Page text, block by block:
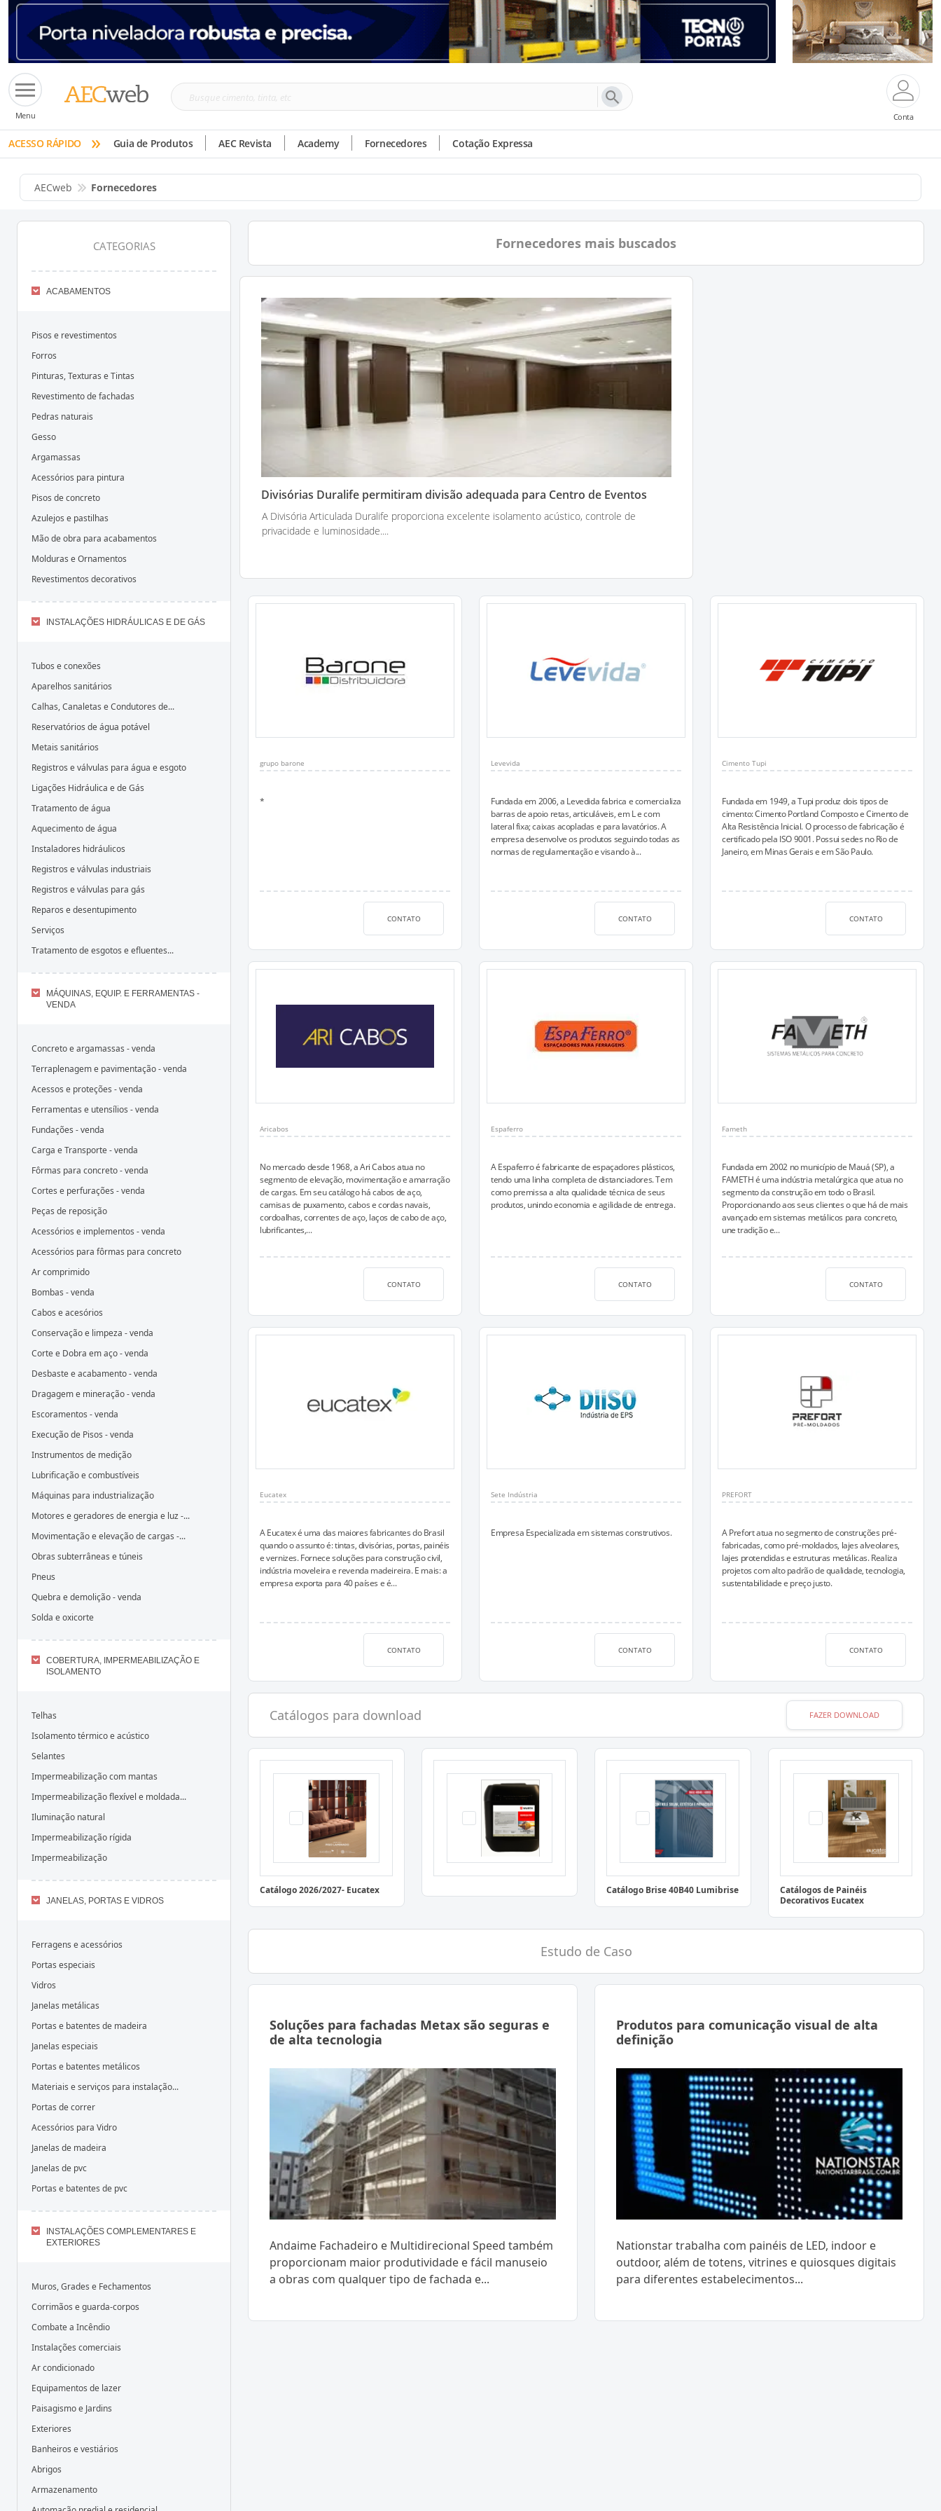
Menu
Busque
tinta,
etc
Conta
ACESSO RÁPIDO » Guia de Produtos AEC Revista Academy Fornecedores Cotação Expressa
AECweb Fornecedores
CATEGORIAS
ACABAMENTOS
Pisos e revestimentos
Forros
Pinturas, Texturas e Tintas
Revestimento de fachadas
Pedras naturais
Gesso
Argamassas
Acessórios para pintura
Pisos de concreto
Azulejos e pastilhas
Mão de obra para acabamentos
Molduras e Ornamentos
Revestimentos decorativos
INSTALAÇÕES HIDRÁULICAS E DE GÁS
Tubos e conexões
Aparelhos sanitários
Calhas, Canaletas e Condutores de...
Reservatórios de água potável
Metais sanitários
Registros e válvulas para água e esgoto
Ligações Hidráulica e de Gás
Tratamento de água
Aquecimento de água
Instaladores hidráulicos
Registros e válvulas industriais
Registros e válvulas para gás
Reparos e desentupimento
Serviços
Tratamento de esgotos e efluentes...
MÁQUINAS, EQUIP. E FERRAMENTAS -
VENDA
Concreto e argamassas - venda
Terraplenagem e pavimentação - venda
Acessos e proteções - venda
Ferramentas e utensílios - venda
Fundações - venda
Carga e Transporte - venda
Fôrmas para concreto - venda
Cortes e perfurações - venda
Peças de reposição
Acessórios e implementos - venda
Acessórios para fôrmas para concreto
Ar comprimido
Bombas - venda
Cabos e acesórios
Conservação e limpeza - venda
Corte e Dobra em aço - venda
Desbaste e acabamento - venda
Dragagem e mineração - venda
Escoramentos - venda
Execução de Pisos - venda
Instrumentos de medição
Lubrificação e combustíveis
Máquinas para industrialização
Motores e geradores de energia e luz -...
Movimentação e elevação de cargas -...
Obras subterrâneas e túneis
Pneus
Quebra e demolição - venda
Solda e oxicorte
COBERTURA, IMPERMEABILIZAÇÃO E
ISOLAMENTO
Telhas
Isolamento térmico e acústico
Selantes
Impermeabilização com mantas
Impermeabilização flexível e moldada...
Iluminação natural
Impermeabilização rígida
Impermeabilização
JANELAS, PORTAS E VIDROS
Ferragens e acessórios
Portas especiais
Vidros
Janelas metálicas
Portas e batentes de madeira
Janelas especiais
Portas e batentes metálicos
Materiais e serviços para instalação...
Portas de correr
Acessórios para Vidro
Janelas de madeira
Janelas de pvc
Portas e batentes de pvc
INSTALAÇÕES COMPLEMENTARES E
EXTERIORES
Muros, Grades e Fechamentos
Corrimãos e guarda-corpos
Combate a Incêndio
Instalações comerciais
Ar condicionado
Equipamentos de lazer
Paisagismo e Jardins
Exteriores
Banheiros e vestiários
Abrigos
Armazenamento
Fornecedores mais buscados
Divisórias Duralife permitiram divisão adequada para Centro de Eventos
A Divisória Articulada Duralife proporciona excelente isolamento acústico, controle de
privacidade e luminosidade....
grupo barone
*
CONTATO
Levevida
Fundada em 2006, a Levedida fabrica e comercializa
barras de apoio retas, articuláveis, em L e com
lateral fixa; caixas acopladas e para lavatórios. A
empresa desenvolve os produtos seguindo todas as
normas de regulamentação e visando à...
CONTATO
Cimento Tupi
Fundada em 1949, a Tupi produz dois tipos de
cimento: Cimento Portland Composto e Cimento de
Alta Resistência Inicial. O processo de fabricação é
certificado pela ISO 9001. Possui sedes no Rio de
Janeiro, em Minas Gerais e em São Paulo.
CONTATO
Aricabos
No mercado desde 1968, a Ari Cabos atua no
segmento de elevação, movimentação e amarração
de cargas. Em seu catálogo há cabos de aço,
camisas de puxamento, cabos e cordas navais,
cordoalhas, correntes de aço, laços de cabo de aço,
lubrificantes,...
CONTATO
Espaferro
A Espaferro é fabricante de espaçadores plásticos,
tendo uma linha completa de distanciadores. Tem
como premissa a alta qualidade técnica de seus
produtos, unindo economia e agilidade de entrega.
CONTATO
Fameth
Fundada em 2002 no município de Mauá (SP), a
FAMETH é uma indústria metalúrgica que atua no
segmento da construção em todo o Brasil.
Proporcionando aos seus clientes o que há de mais
avançado em sistemas metálicos para concreto,
une tradição e...
CONTATO
Eucatex
A Eucatex é uma das maiores fabricantes do Brasil
quando o assunto é: tintas, divisórias, portas, painéis
e vernizes. Fornece soluções para construção civil,
indústria moveleira e revenda madeireira. E mais: a
empresa exporta para 40 países e é...
CONTATO
Sete Indústria
Empresa Especializada em sistemas construtivos.
CONTATO
PREFORT
A Prefort atua no segmento de construções pré-
fabricadas, como pré-moldados, lajes alveolares,
lajes protendidas e estruturas metálicas. Realiza
projetos com alto padrão de qualidade, tecnologia,
sustentabilidade e preço justo.
CONTATO
Catálogos para download FAZER DOWNLOAD
Catálogo 2026/2027- Eucatex Catálogo Brise 40B40 Lumibrise
Catálogos de Painéis
Decorativos Eucatex
Estudo de Caso
Soluções para fachadas Metax são seguras e
de alta tecnologia
Andaime Fachadeiro e Multidirecional Speed também
proporcionam maior produtividade e fácil manuseio
a obras com qualquer tipo de fachada e...
Produtos para comunicação visual de alta
definição
Nationstar trabalha com painéis de LED, indoor e
outdoor, além de totens, vitrines e quiosques digitais
para diferentes estabelecimentos...